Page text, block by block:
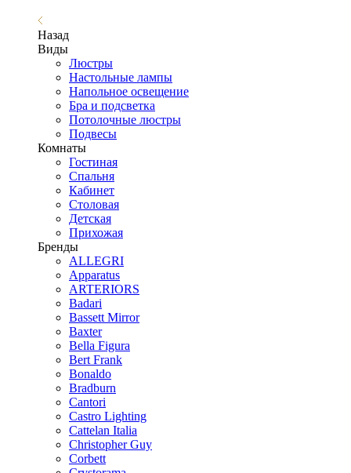
Назад
Виды
Люстры
Настольные лампы
Напольное освещение
Бра и подсветка
Потолочные люстры
Подвесы
Комнаты
Гостиная
Спальня
Кабинет
Столовая
Детская
Прихожая
Бренды
ALLEGRI
Apparatus
ARTERIORS
Badari
Bassett Mirror
Baxter
Bella Figura
Bert Frank
Bonaldo
Bradburn
Cantori
Castro Lighting
Cattelan Italia
Christopher Guy
Corbett